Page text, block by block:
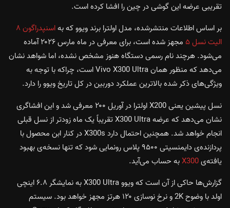
تقریبی عرضه این گوشی در چین را افشا کرده است.
بر اساس اطلاعات منتشرشده، مدل اولترا برند ویوو که به
اسنپدراگون ۸
الیت نسل ۵
مجهز شده است، برای معرفی در ماه مارس ۲۰۲۶ آماده
می‌شود. هرچند نام رسمی دستگاه هنوز مشخص نشده، اما شواهد نشان
می‌دهد که منظور همان Vivo X300 Ultra است، چراکه با توجه به
ویژگی‌های ذکر شده بالاترین عملکرد دوربین در کل تاریخ ویوو را دارد.
نسل پیشین یعنی X200 اولترا در آوریل ۲۰۰ معرفی شد و این افشاگری
نشان می‌دهد که عرضه X300 Ultra تقریباً یک ماه زودتر از نسل قبلی
انجام خواهد شد. همچنین احتمال دارد X300s در کنار ابن محصول با
پردازنده‌ی دایمنسیتی ۹۵۰۰ پلاس رونمایی شود که تنها نسخه‌ی بهبود
یافته‌یX300به حساب می‌آید.
گزارش‌ها حاکی از آن است که ویوو X300 Ultra به نمایشگر ۶.۸ اینچی
اولد با وضوح 2K و نرخ نوسازی ۱۲۰ هرتز مجهز خواهد بود. سیستم